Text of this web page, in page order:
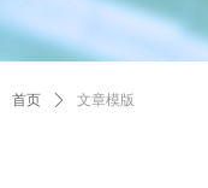
首页 ꄲ 文章模版